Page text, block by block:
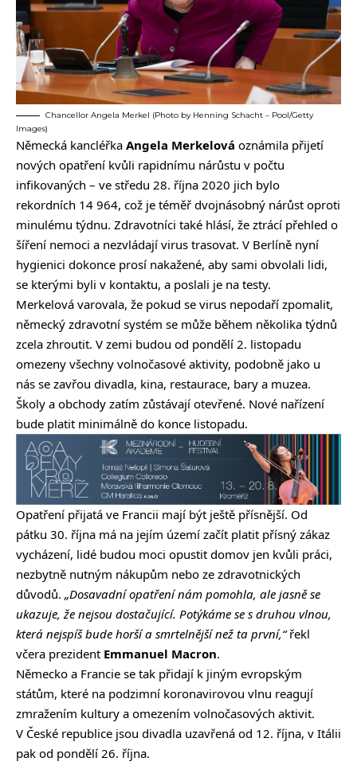
Chancellor Angela Merkel (Photo by Henning Schacht – Pool/Getty
Images)
Německá kancléřka Angela Merkelová oznámila přijetí
nových opatření kvůli rapidnímu nárůstu v počtu
infikovaných – ve středu 28. října 2020 jich bylo
rekordních 14 964, což je téměř dvojnásobný nárůst oproti
minulému týdnu. Zdravotníci také hlásí, že ztrácí přehled o
šíření nemoci a nezvládají virus trasovat. V Berlíně nyní
hygienici dokonce prosí nakažené, aby sami obvolali lidi,
se kterými byli v kontaktu, a poslali je na testy.
Merkelová varovala, že pokud se virus nepodaří zpomalit,
německý zdravotní systém se může během několika týdnů
zcela zhroutit. V zemi budou od pondělí 2. listopadu
omezeny všechny volnočasové aktivity, podobně jako u
nás se zavřou divadla, kina, restaurace, bary a muzea.
Školy a obchody zatím zůstávají otevřené. Nové nařízení
bude platit minimálně do konce listopadu.
Opatření přijatá ve Francii mají být ještě přísnější. Od
pátku 30. října má na jejím území začít platit přísný zákaz
vycházení, lidé budou moci opustit domov jen kvůli práci,
nezbytně nutným nákupům nebo ze zdravotnických
důvodů. „Dosavadní opatření nám pomohla, ale jasně se
ukazuje, že nejsou dostačující. Potýkáme se s druhou vlnou,
která nejspíš bude horší a smrtelnější než ta první,“řekl
včera prezident Emmanuel Macron.
Německo a Francie se tak přidají k jiným evropským
státům, které na podzimní koronavirovou vlnu reagují
zmražením kultury a omezením volnočasových aktivit.
V České republice jsou divadla uzavřená od 12. října, v Itálii
pak od pondělí 26. října.